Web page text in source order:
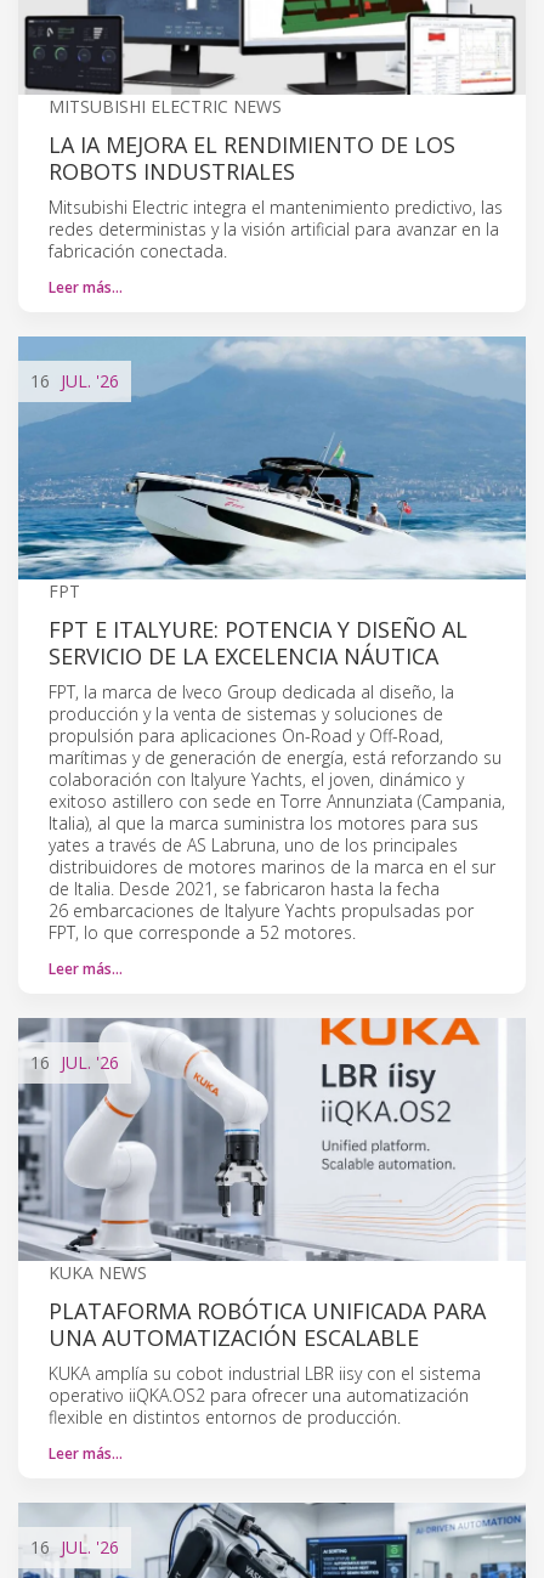
MITSUBISHI ELECTRIC NEWS
LA IA MEJORA EL RENDIMIENTO DE LOS
ROBOTS INDUSTRIALES
Mitsubishi Electric integra el mantenimiento predictivo, las
redes deterministas y la visión artificial para avanzar en la
fabricación conectada.
Leer más…
16 JUL. '26
FPT
FPT E ITALYURE: POTENCIA Y DISEÑO AL
SERVICIO DE LA EXCELENCIA NÁUTICA
FPT, la marca de Iveco Group dedicada al diseño, la
producción y la venta de sistemas y soluciones de
propulsión para aplicaciones On-Road y Off-Road,
marítimas y de generación de energía, está reforzando su
colaboración con Italyure Yachts, el joven, dinámico y
exitoso astillero con sede en Torre Annunziata (Campania,
Italia), al que la marca suministra los motores para sus
yates a través de AS Labruna, uno de los principales
distribuidores de motores marinos de la marca en el sur
de Italia. Desde 2021, se fabricaron hasta la fecha
26 embarcaciones de Italyure Yachts propulsadas por
FPT, lo que corresponde a 52 motores.
Leer más…
16 JUL. '26
KUKA NEWS
PLATAFORMA ROBÓTICA UNIFICADA PARA
UNA AUTOMATIZACIÓN ESCALABLE
KUKA amplía su cobot industrial LBR iisy con el sistema
operativo iiQKA.OS2 para ofrecer una automatización
flexible en distintos entornos de producción.
Leer más…
16 JUL. '26